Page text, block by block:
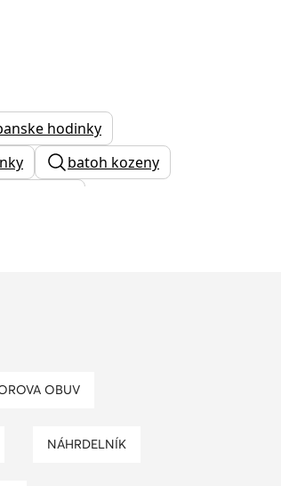
hodinky
batoh kozeny
OBUV
NÁHRDELNÍK